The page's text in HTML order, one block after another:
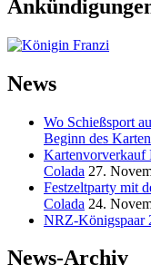
News
Wo Schießsport
Beginn des
Kartenvorverkauf
Colada 27.
Festzeltparty mit
Colada 24.
NRZ-Königspaar
News-Archiv